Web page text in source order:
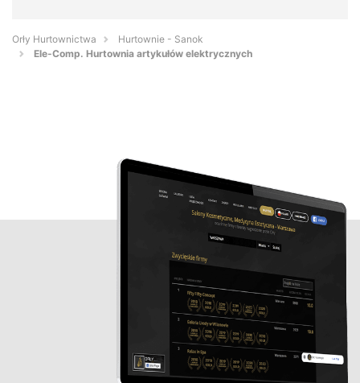
Orły Hurtownictwa
Hurtownie - Sanok
Ele-Comp. Hurtownia artykułów elektrycznych